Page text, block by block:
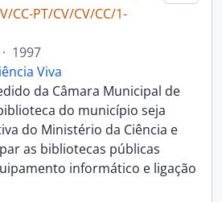
CC-PT/CV/CV/CC/1-
· 1997
Viva
da Câmara Municipal de
do município seja
do Ministério da Ciência e
as bibliotecas públicas
informático e ligação